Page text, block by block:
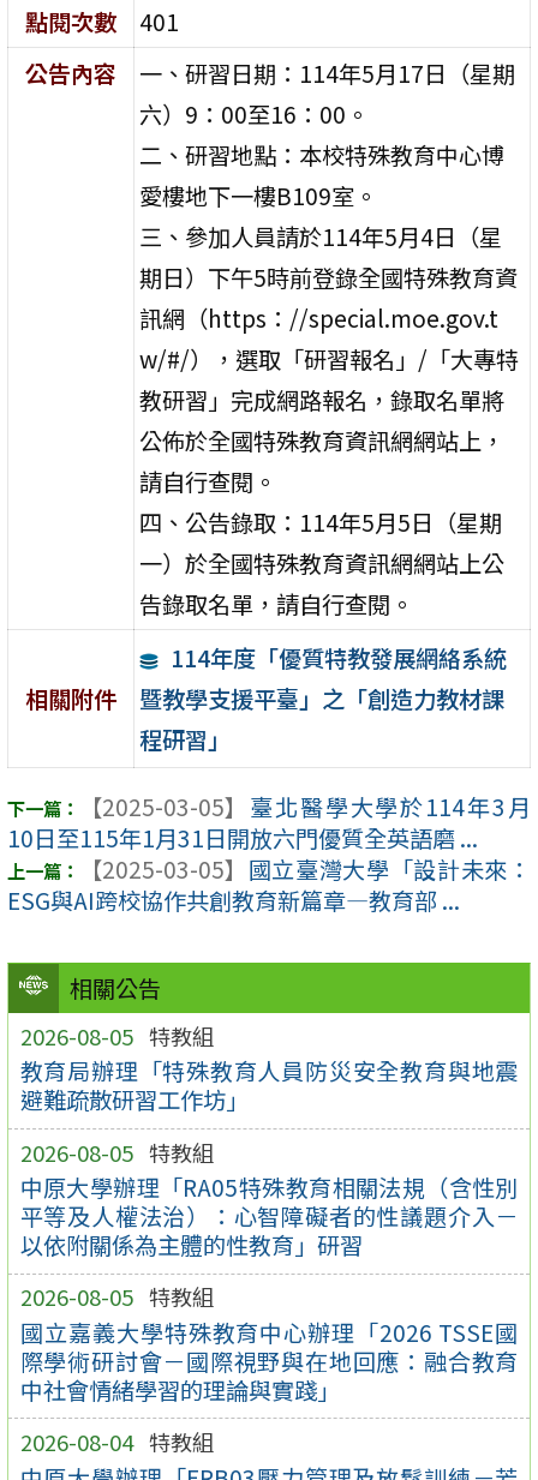
相關公告
2026-08-05 特教組
教育局辦理「特殊教育人員防災安全教育與地震
避難疏散研習工作坊」
2026-08-05 特教組
中原大學辦理「RA05特殊教育相關法規（含性別
平等及人權法治）：心智障礙者的性議題介入－
以依附關係為主體的性教育」研習
2026-08-05 特教組
國立嘉義大學特殊教育中心辦理「2026 TSSE國
際學術研討會－國際視野與在地回應：融合教育
中社會情緒學習的理論與實踐」
2026-08-04 特教組
點閱次數
401
公告內容
一、研習日期：114年5月17日（星期
六）9：00至16：00。
二、研習地點：本校特殊教育中心博
愛樓地下一樓B109室。
三、參加人員請於114年5月4日（星
期日）下午5時前登錄全國特殊教育資
訊網（https：//special.moe.gov.t
w/#/），選取「研習報名」/「大專特
教研習」完成網路報名，錄取名單將
公佈於全國特殊教育資訊網網站上，
請自行查閱。
四、公告錄取：114年5月5日（星期
一）於全國特殊教育資訊網網站上公
告錄取名單，請自行查閱。
相關附件
114年度「優質特教發展網絡系統
暨教學支援平臺」之「創造力教材課
程研習」
【2025-03-05】 臺北醫學大學於114年3月
10日至115年1月31日開放六門優質全英語磨 ...
【2025-03-05】 國立臺灣大學「設計未來：
ESG與AI跨校協作共創教育新篇章—教育部 ...